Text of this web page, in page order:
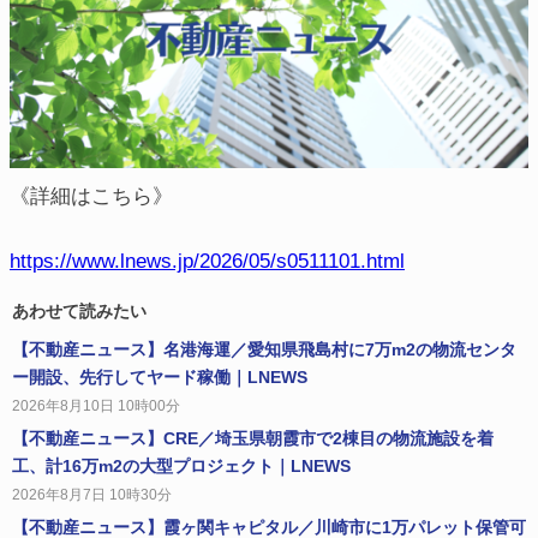
《詳細はこちら》
https://www.lnews.jp/2026/05/s0511101.html
あわせて読みたい
【不動産ニュース】名港海運／愛知県飛島村に7万m2の物流センタ
ー開設、先行してヤード稼働｜LNEWS
2026年8月10日 10時00分
【不動産ニュース】CRE／埼玉県朝霞市で2棟目の物流施設を着
工、計16万m2の大型プロジェクト｜LNEWS
2026年8月7日 10時30分
【不動産ニュース】霞ヶ関キャピタル／川崎市に1万パレット保管可